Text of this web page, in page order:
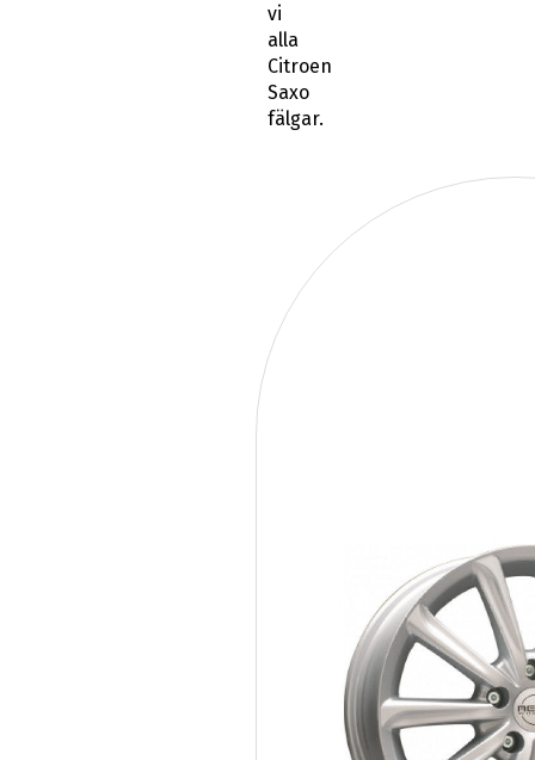
vi
alla
Citroen
Saxo
fälgar.